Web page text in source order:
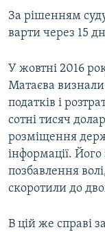
За рішенням
варти через 15
У жовтні 2016
Матаєва
податків і
сотні тисяч
розміщення
інформації.
позбавлення
скоротили до
В цій же справі